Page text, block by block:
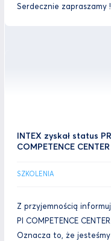
Serdecznie zapraszamy !
INTEX zyskał status
COMPETENCE CENTER
SZKOLENIA
Z przyjemnością
PI COMPETENCE
Oznacza to, że